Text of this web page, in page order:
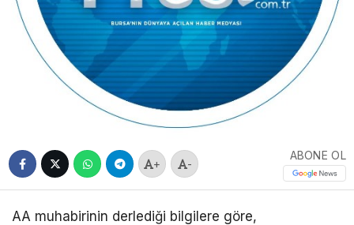
+ -
ABONE OL
AA muhabirinin derlediği bilgilere göre,